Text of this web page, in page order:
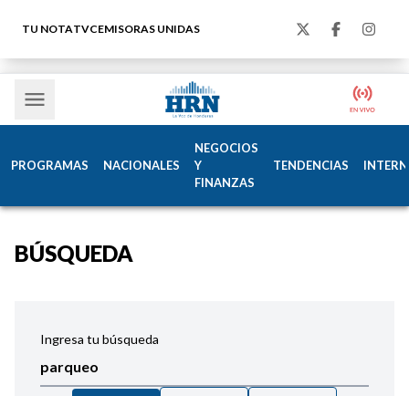
TU NOTATVCEMISORAS UNIDAS
PROGRAMAS NACIONALES
NEGOCIOS
Y
FINANZAS
TENDENCIAS
BÚSQUEDA
Ingresa tu búsqueda